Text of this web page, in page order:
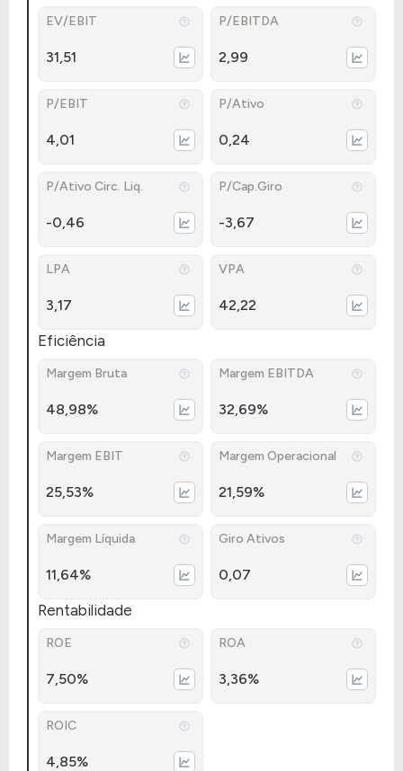
EV/EBIT
31,51
P/EBITDA
2,99
P/EBIT
4,01
P/Ativo
0,24
P/Ativo Circ. Liq.
-0,46
P/Cap.Giro
-3,67
LPA
3,17
VPA
42,22
Eficiência
Margem Bruta
48,98%
Margem EBITDA
32,69%
Margem EBIT
25,53%
Margem Operacional
21,59%
Margem Líquida
11,64%
Giro Ativos
0,07
Rentabilidade
ROE
7,50%
ROA
3,36%
ROIC
4,85%